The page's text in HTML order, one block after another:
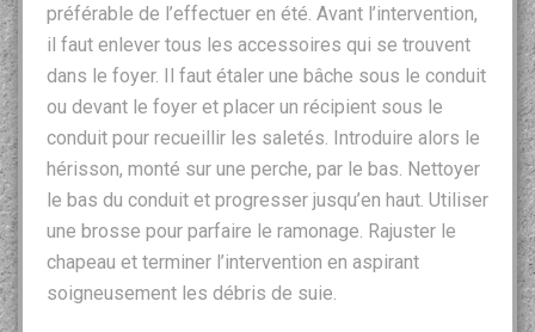
préférable de l’effectuer en été. Avant l’intervention,
il faut enlever tous les accessoires qui se trouvent
dans le foyer. Il faut étaler une bâche sous le conduit
ou devant le foyer et placer un récipient sous le
conduit pour recueillir les saletés. Introduire alors le
hérisson, monté sur une perche, par le bas. Nettoyer
le bas du conduit et progresser jusqu’en haut. Utiliser
une brosse pour parfaire le ramonage. Rajuster le
chapeau et terminer l’intervention en aspirant
soigneusement les débris de suie.